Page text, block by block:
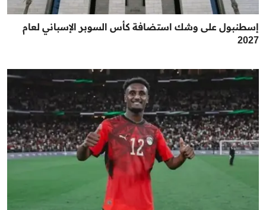
إسطنبول على وشك استضافة كأس السوبر الإسباني لعام
2027